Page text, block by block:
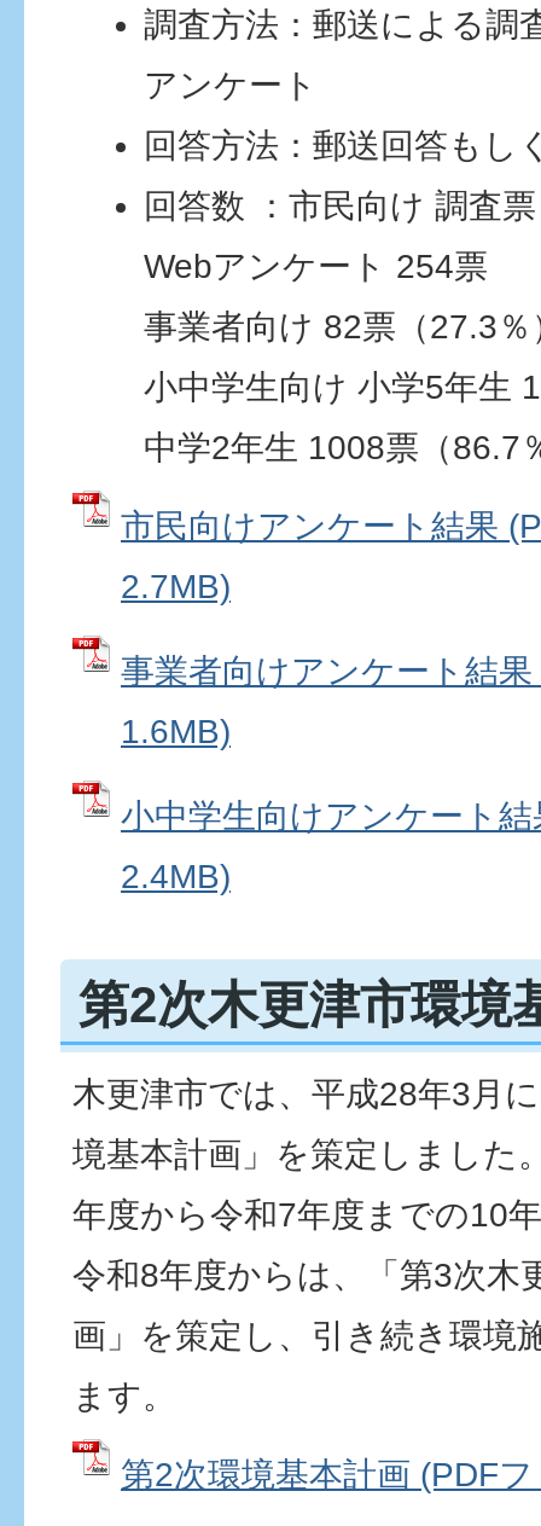
調査方法：郵送による調
アンケート
回答方法：郵送回答もし
回答数 ：市民向け 調査
Webアンケート 254票
事業者向け 82票（27.3％
小中学生向け 小学5年生
中学2年生 1008票（86.7
市民向けアンケート結果
2.7MB)
事業者向けアンケート結
1.6MB)
小中学生向けアンケート
2.4MB)
第2次木更津市環境
木更津市では、平成28年3月
境基本計画」を策定しました
年度から令和7年度までの10
令和8年度からは、「第3次木
画」を策定し、引き続き環境
ます。
第2次環境基本計画 (PDF